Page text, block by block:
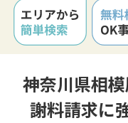
神奈川県相
謝料請求に